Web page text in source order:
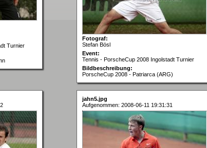
Turnier
Fotograf:
Stefan Bösl
Event:
Tennis - PorscheCup 2008 Ingolstadt Turnier
Bildbeschreibung:
PorscheCup 2008 - Patriarca (ARG)
jahn5.jpg
Aufgenommen: 2008-06-11 19:31:31